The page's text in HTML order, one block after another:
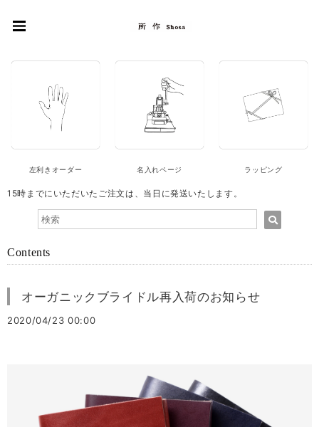
左利きオーダー 名入れページ ラッピング
15時までにいただいたご注文は、当日に発送いたします。
Contents
オーガニックブライドル再入荷のお知らせ
2020/04/23 00:00